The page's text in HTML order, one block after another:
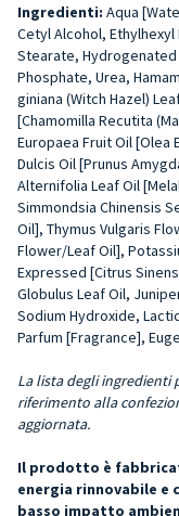
Ingredienti: Aqua
Cetyl Al­cohol,
Stearate,
Phosphate, Urea,
giniana (Witch Hazel)
[Cha­momilla Recutita
Europaea Fru­it Oil [Olea
Dulcis Oil [Prunus
Alternifolia Leaf Oil
Simmondsia Chinensis
Oil], Thymus Vulgaris
Flower/Leaf Oil],
Expressed [Citrus
Globulus Leaf Oil,
Sodium Hydroxide,
Parfum [Fra­grance],
La lista degli ingredienti
riferimento alla
aggiornata.
Il prodotto è
energia rinnovabile e
basso impatto